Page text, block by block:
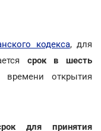
кодекса, для
срок в шесть
открытия
для принятия